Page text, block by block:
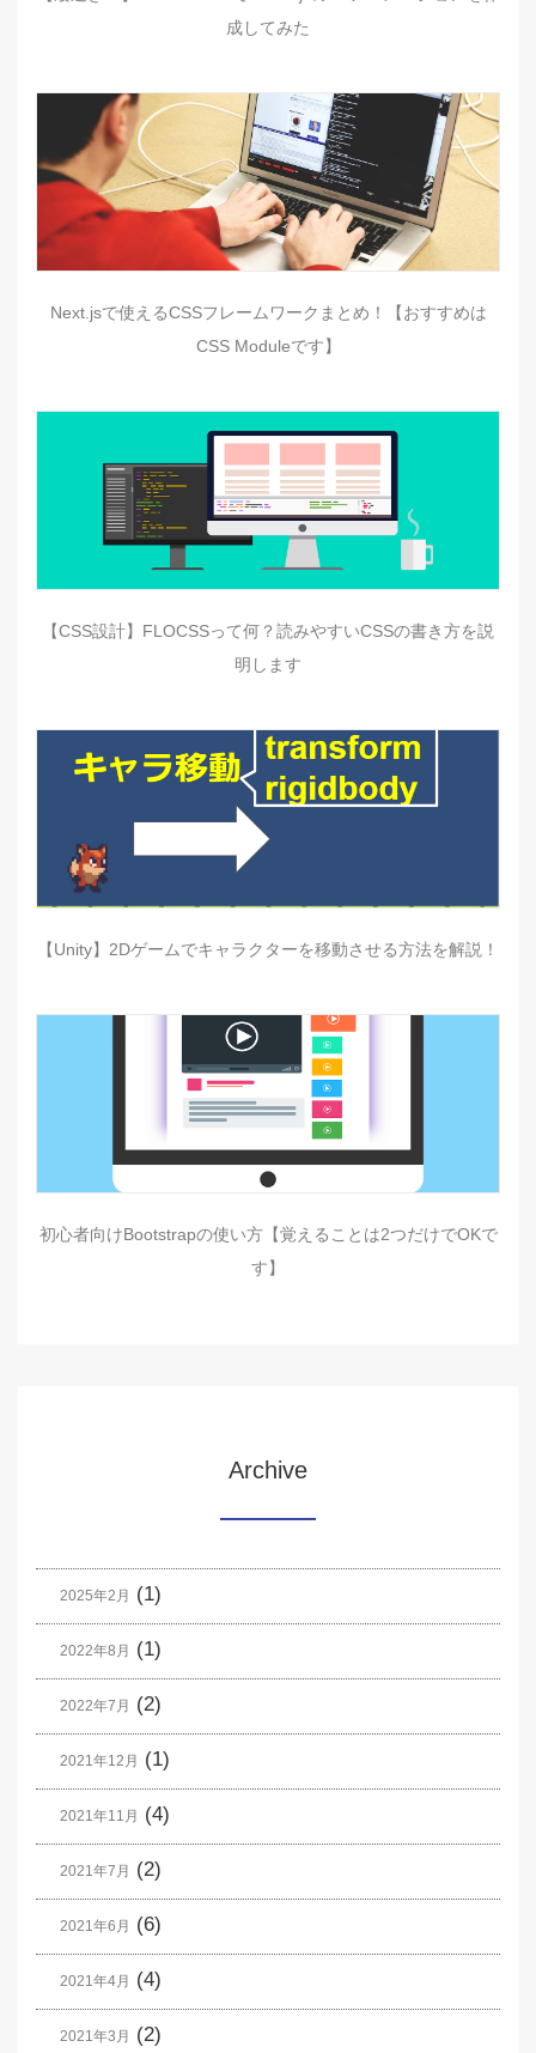
成してみた
Next.jsで使えるCSSフレームワークまとめ！【おすすめは
CSS Moduleです】
【CSS設計】FLOCSSって何？読みやすいCSSの書き方を説
明します
【Unity】2Dゲームでキャラクターを移動させる方法を解説！
初心者向けBootstrapの使い方【覚えることは2つだけでOKで
す】
Archive
2025年2月 (1)
2022年8月 (1)
2022年7月 (2)
2021年12月 (1)
2021年11月 (4)
2021年7月 (2)
2021年6月 (6)
2021年4月 (4)
2021年3月 (2)